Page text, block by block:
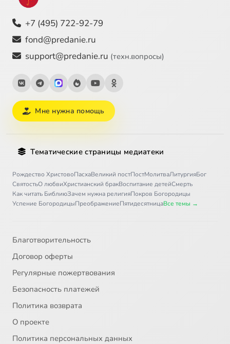
+7 (495) 722-92-79
fond@predanie.ru
support@predanie.ru (техн.вопросы)
Мне нужна помощь
Тематические страницы медиатеки
Рождество ХристовоПасхаВеликий постПостМолитваЛитургияБог
СвятостьО любвиХристианский бракВоспитание детейСмерть
Как читать БиблиюЗачем нужна религияПокров Богородицы
Успение БогородицыПреображениеПятидесятницаВсе темы →
Благотворительность
Договор оферты
Регулярные пожертвования
Безопасность платежей
Политика возврата
О проекте
Политика персональных данных